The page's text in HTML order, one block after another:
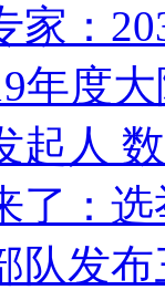
家：
年度
起人
了：
队发